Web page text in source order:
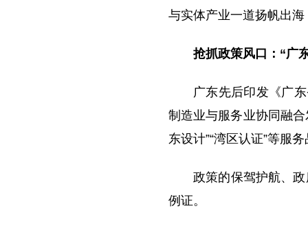
与实体产业一道扬帆出
抢抓政策风口：“广
广东先后印发《广
制造业与服务业协同融
东设计”“湾区认证”等服
政策的保驾护航、
例证。